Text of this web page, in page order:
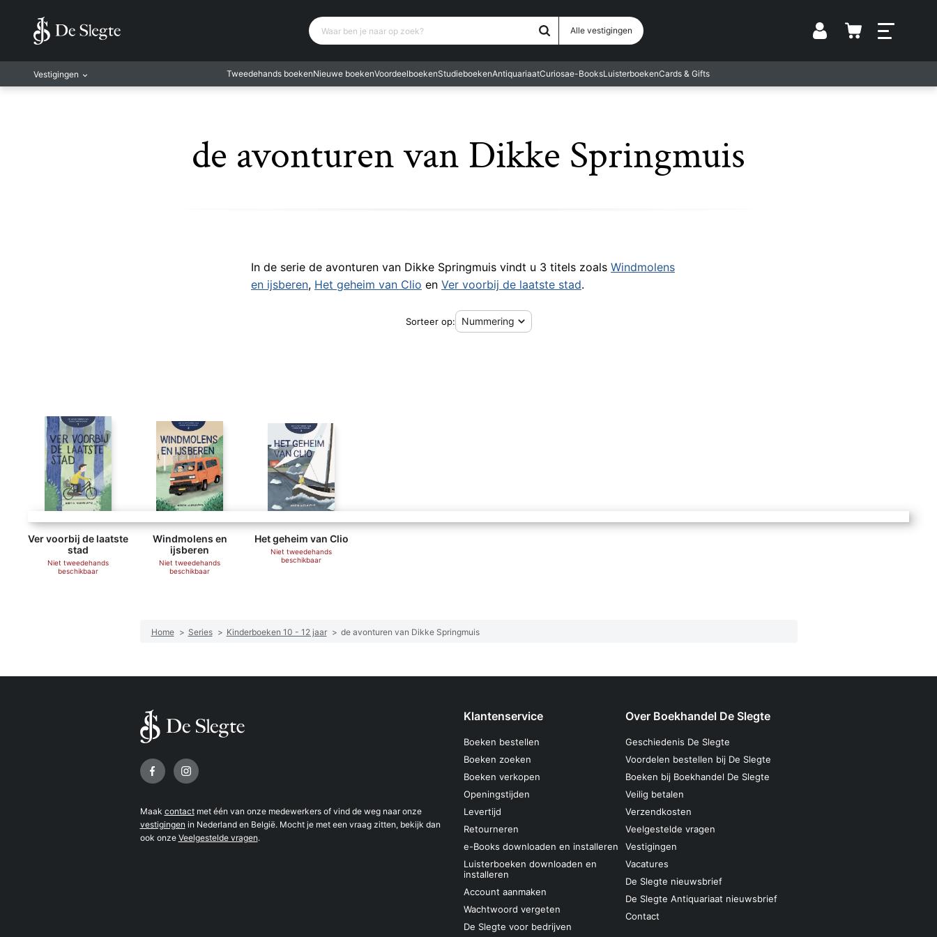
Alle vestigingen Vestiging
Waar ben je naar op zoek?
Tweedehands boekenNieuwe boekenVoordeelboekenStudieboekenAntiquariaatCuriosae-BooksLuisterboekenCards & Gifts
Vestigingen
de avonturen van Dikke Springmuis
In de serie de avonturen van Dikke Springmuis vindt u 3 titels zoals Windmolens
en ijsberen, Het geheim van Clio en Ver voorbij de laatste stad.
Sorteer op:
Ver voorbij de laatste
stad
Niet tweedehands
beschikbaar
Windmolens en
ijsberen
Niet tweedehands
beschikbaar
Het geheim van Clio
Niet tweedehands
beschikbaar
Home > Series > Kinderboeken 10 - 12 jaar > de avonturen van Dikke Springmuis
Volg ons op
Maak contactmet één van onze medewerkers of vind de weg naar onze
vestigingen in Nederland en België. Mocht je met een vraag zitten, bekijk dan
ook onze Veelgestelde vragen.
Klantenservice
Boeken bestellen
Boeken zoeken
Boeken verkopen
Openingstijden
Levertijd
Retourneren
e-Books downloaden en installeren
Luisterboeken downloaden en
installeren
Account aanmaken
Wachtwoord vergeten
De Slegte voor bedrijven
Over Boekhandel De Slegte
Geschiedenis De Slegte
Voordelen bestellen bij De Slegte
Boeken bij Boekhandel De Slegte
Veilig betalen
Verzendkosten
Veelgestelde vragen
Vestigingen
Vacatures
De Slegte nieuwsbrief
De Slegte Antiquariaat nieuwsbrief
Contact